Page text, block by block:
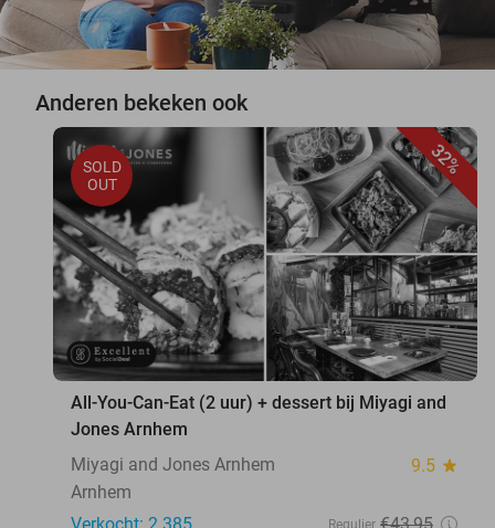
Anderen bekeken ook
32%
SOLD
OUT
All-You-Can-Eat (2 uur) + dessert bij Miyagi and
Jones Arnhem
Miyagi and Jones Arnhem
9.5 star
Arnhem
Regulier